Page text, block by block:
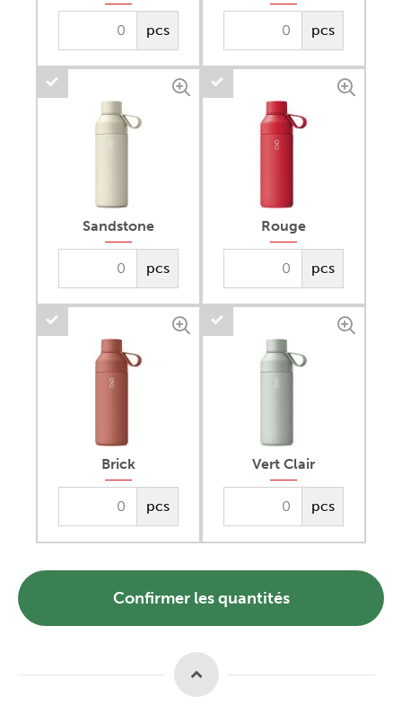
pcs pcs
Sandstone
pcs
Rouge
pcs
Brick
pcs
Vert Clair
pcs
Confirmer les quantités